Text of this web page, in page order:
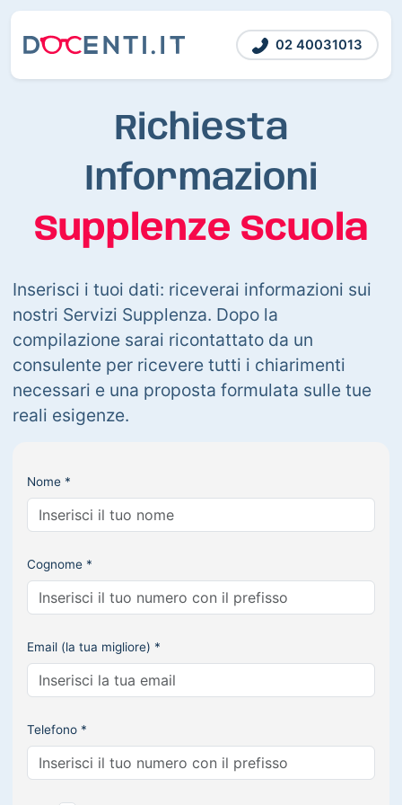
02 40031013
Richiesta
Informazioni
Supplenze Scuola
Inserisci i tuoi dati: riceverai informazioni sui
nostri Servizi Supplenza. Dopo la
compilazione sarai ricontattato da un
consulente per ricevere tutti i chiarimenti
necessari e una proposta formulata sulle tue
reali esigenze.
Nome *
Cognome *
Email (la tua migliore) *
Telefono *